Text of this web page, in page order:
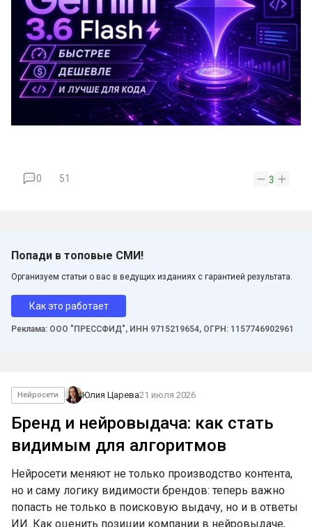
0 51 3
Попади в топовые СМИ!
Организуем статьи о вас в ведущих изданиях с гарантией результата.
Как это работает
Реклама: ООО "ПРЕССФИД", ИНН 9715219654, ОГРН: 1157746902961
Нейросети Юлия Царева21 июля 2026
Бренд и нейровыдача: как стать
видимым для алгоритмов
Нейросети меняют не только производство контента,
но и саму логику видимости брендов: теперь важно
попасть не только в поисковую выдачу, но и в ответы
ИИ. Как оценить позиции компании в нейровыдаче,